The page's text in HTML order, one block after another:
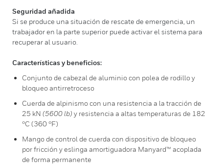
Seguridad añadida
Si se produce una situación de rescate de emergencia, un
trabajador en la parte superior puede activar el sistema para
recuperar al usuario.
Características y beneficios:
Conjunto de cabezal de aluminio con polea de rodillo y
bloqueo antirretroceso
Cuerda de alpinismo con una resistencia a la tracción de
25 kN (5600 lb) y resistencia a altas temperaturas de 182
°C (360 °F)
Mango de control de cuerda con dispositivo de bloqueo
por fricción y eslinga amortiguadora Manyard™ acoplada
de forma permanente